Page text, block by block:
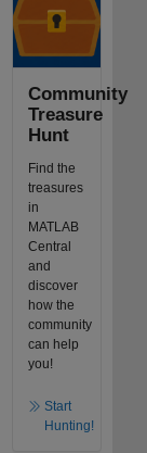
Community
Treasure
Hunt
Find the
treasures
in
MATLAB
Central
and
discover
how the
community
can help
you!
Start
Hunting!